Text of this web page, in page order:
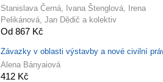
Stanislava Černá, Ivana Štenglová, Irena
Pelikánová, Jan Dědič a kolektiv
Od 867 Kč
Závazky v oblasti výstavby a nové civilní
Alena Bányaiová
412 Kč